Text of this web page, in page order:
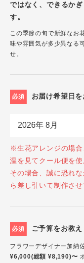
ではなく、できるか
す。
この季節の旬で新鮮なお
味や雰囲気が多少異なる
せ。
必須 お届け希望日を
※生花アレンジの場
温を見てクール便を
その場合、誠に恐れ
ら差し引いて制作させ
必須 ご予算をお教え
フラワーデザイナー加納
¥6,000(総額 ¥8,190)〜